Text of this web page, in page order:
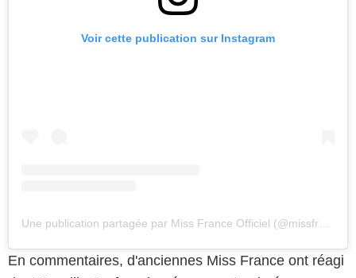
Voir cette publication sur Instagram
Une publication partagée par Miss France Officiel (@missfranceoff)
En commentaires, d'anciennes Miss France ont réagi